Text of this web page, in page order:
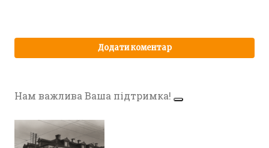
Нам важлива Ваша підтримка!